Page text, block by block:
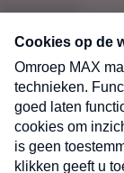
CONTACT